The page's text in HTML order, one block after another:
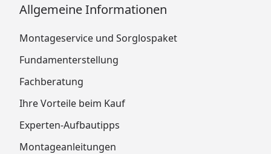
Allgemeine Informationen
Montageservice und Sorglospaket
Fundamenterstellung
Fachberatung
Ihre Vorteile beim Kauf
Experten-Aufbautipps
Montageanleitungen